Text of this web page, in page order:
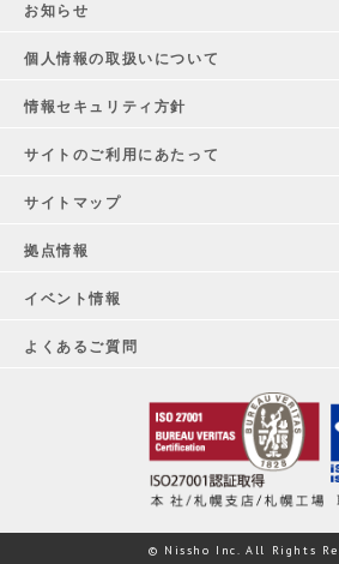
お知らせ
個人情報の取扱いについて
情報セキュリティ方針
サイトのご利用にあたって
サイトマップ
拠点情報
イベント情報
よくあるご質問
© Nissho Inc. All Rights